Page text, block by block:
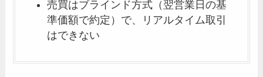
売買はブラインド方式（翌営業日の基
準価額で約定）で、リアルタイム取引
はできない